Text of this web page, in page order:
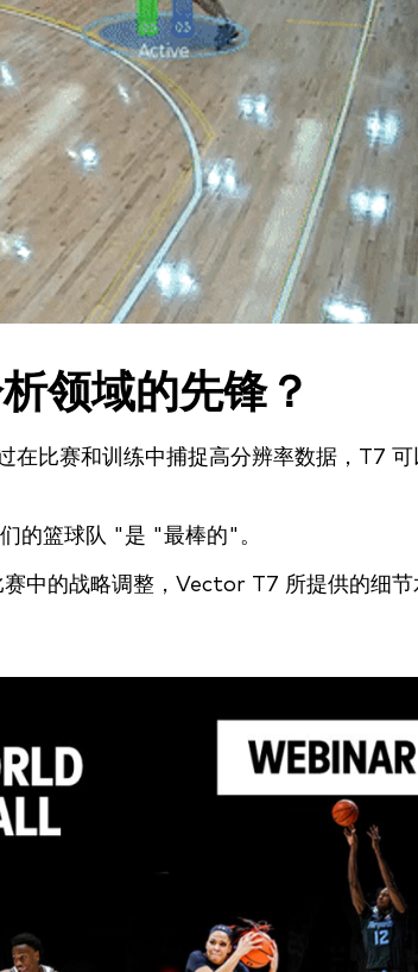
析领域的先锋？
在比赛和训练中捕捉高分辨率数据，T7 可
的篮球队 "是 "最棒的"。
中的战略调整，Vector T7 所提供的细节